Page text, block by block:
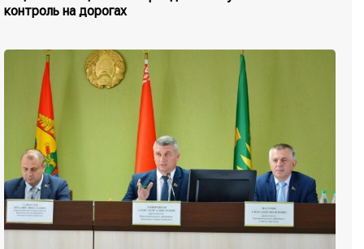
контроль на дорогах